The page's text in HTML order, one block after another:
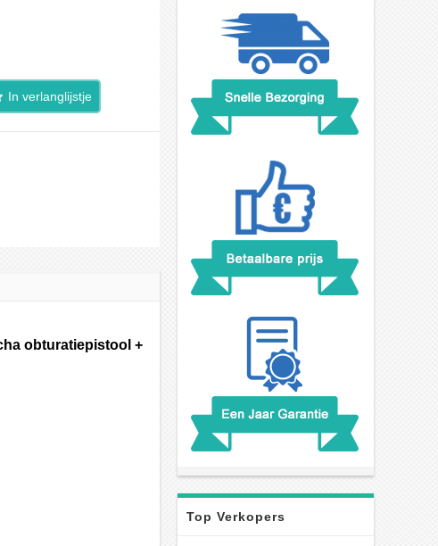
Top Verkopers
In verlanglijstje
obturatiepistool +